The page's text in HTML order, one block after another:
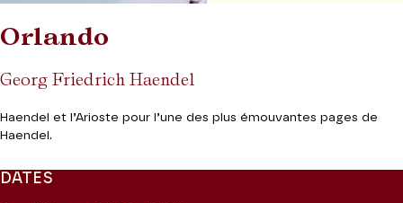
Orlando
Georg Friedrich Haendel
Haendel et l’Arioste pour l’une des plus émouvantes pages de
Haendel.
DATES